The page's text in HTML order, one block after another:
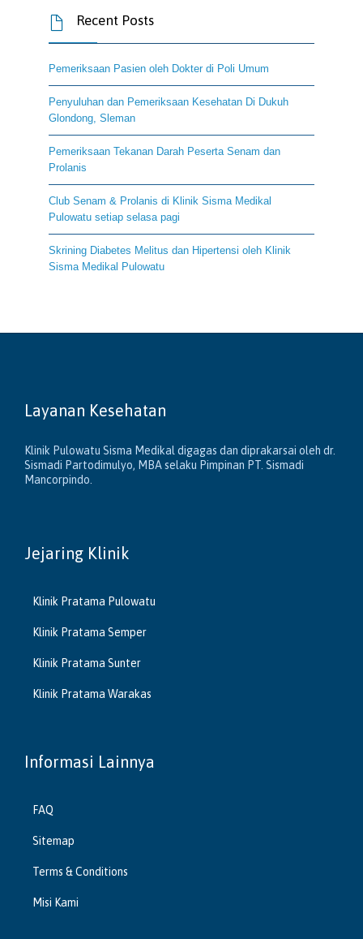
 Recent Posts
Pemeriksaan Pasien oleh Dokter di Poli Umum
Penyuluhan dan Pemeriksaan Kesehatan Di Dukuh
Glondong, Sleman
Pemeriksaan Tekanan Darah Peserta Senam dan
Prolanis
Club Senam & Prolanis di Klinik Sisma Medikal
Pulowatu setiap selasa pagi
Skrining Diabetes Melitus dan Hipertensi oleh Klinik
Sisma Medikal Pulowatu
Layanan Kesehatan
Klinik Pulowatu Sisma Medikal digagas dan diprakarsai oleh dr.
Sismadi Partodimulyo, MBA selaku Pimpinan PT. Sismadi
Mancorpindo.
Jejaring Klinik
Klinik Pratama Pulowatu
Klinik Pratama Semper
Klinik Pratama Sunter
Klinik Pratama Warakas
Informasi Lainnya
FAQ
Sitemap
Terms & Conditions
Misi Kami